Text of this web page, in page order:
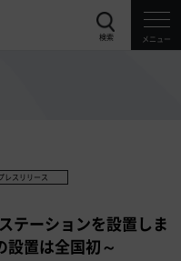
検索 メニュー
レスリリース
テーションを設置しま
置は全国初～